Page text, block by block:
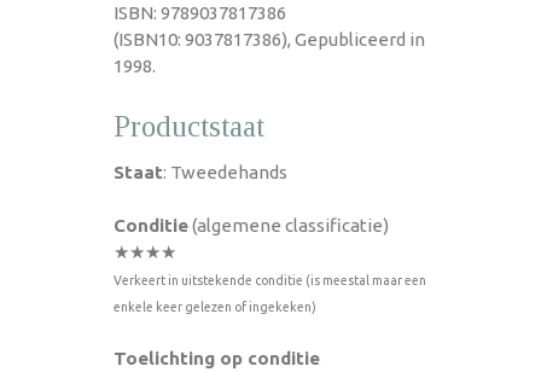
ISBN: 9789037817386
(ISBN10: 9037817386), Gepubliceerd in
1998.
Productstaat
Staat: Tweedehands
Conditie(algemene classificatie)
★★★★
Verkeert in uitstekende conditie (is meestal maar een
enkele keer gelezen of ingekeken)
Toelichting op conditie